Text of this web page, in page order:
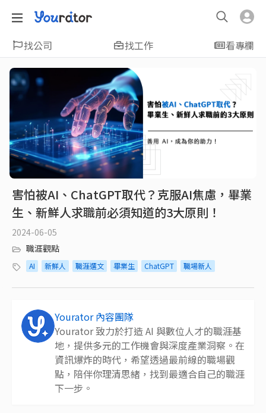
找公司 找工作 看專欄
害怕被AI、ChatGPT取代？克服AI焦慮，畢業
生、新鮮人求職前必須知道的3大原則！
2024-06-05
職涯觀點
AI 新鮮人 職涯選文 畢業生 ChatGPT 職場新人
Yourator 內容團隊
Yourator 致力於打造 AI 與數位人才的職涯基
地，提供多元的工作機會與深度產業洞察。在
資訊爆炸的時代，希望透過最前線的職場觀
點，陪伴你理清思緒，找到最適合自己的職涯
下一步。